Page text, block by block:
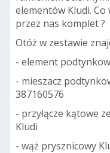
elementów Kludi. Co
przez nas komplet ?
Otóż w zestawie
- element
- mieszacz
387160576
- przyłącze kątowe
Kludi
- wąż prysznicowy